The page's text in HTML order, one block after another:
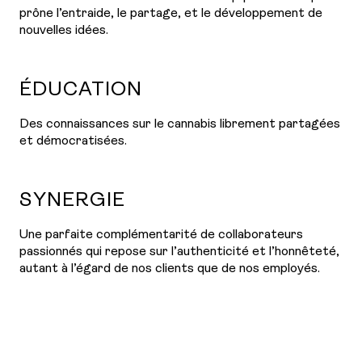
prône l’entraide, le partage, et le développement de
nouvelles idées.
ÉDUCATION
Des connaissances sur le cannabis librement partagées
et démocratisées.
SYNERGIE
Une parfaite complémentarité de collaborateurs
passionnés qui repose sur l’authenticité et l’honnêteté,
autant à l’égard de nos clients que de nos employés.